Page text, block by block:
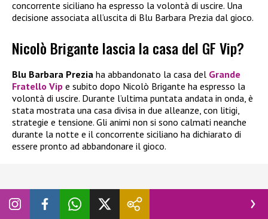
concorrente siciliano ha espresso la volontà di uscire. Una
decisione associata all’uscita di Blu Barbara Prezia dal gioco.
Nicolò Brigante lascia la casa del GF Vip?
Blu Barbara Prezia ha abbandonato la casa del Grande
Fratello Vip e subito dopo Nicolò Brigante ha espresso la
volontà di uscire. Durante l’ultima puntata andata in onda, è
stata mostrata una casa divisa in due alleanze, con litigi,
strategie e tensione. Gli animi non si sono calmati neanche
durante la notte e il concorrente siciliano ha dichiarato di
essere pronto ad abbandonare il gioco.